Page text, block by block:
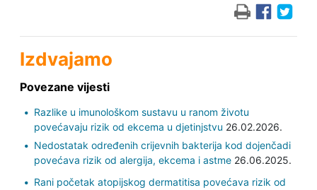
Izdvajamo
Povezane vijesti
Razlike u imunološkom sustavu u ranom životu
povećavaju rizik od ekcema u djetinjstvu 26.02.2026.
Nedostatak određenih crijevnih bakterija kod dojenčadi
povećava rizik od alergija, ekcema i astme26.06.2025.
Rani početak atopijskog dermatitisa povećava rizik od